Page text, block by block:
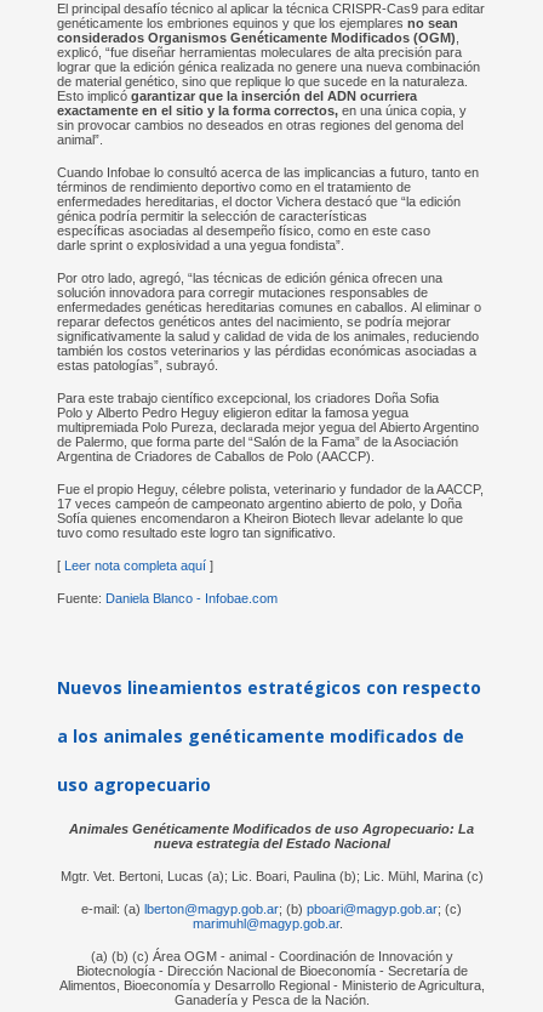
El principal desafío técnico al aplicar la técnica CRISPR-Cas9 para editar
genéticamente los embriones equinos y que los ejemplares no sean
considerados Organismos Genéticamente Modificados (OGM)
explicó, “fue diseñar herramientas moleculares de alta precisión para
lograr que la edición génica realizada no genere una nueva combinación
de material genético, sino que replique lo que sucede en la naturaleza.
Esto implicó garantizar que la inserción del ADN ocurriera
exactamente en el sitio y la forma correctos, en una única copia, y
sin provocar cambios no deseados en otras regiones del genoma del
animal”.
Cuando Infobae lo consultó acerca de las implicancias a futuro, tanto en
términos de rendimiento deportivo como en el tratamiento de
enfermedades hereditarias, el doctor Vichera destacó que “la edición
génica podría permitir la selección de características
específicas asociadas al desempeño físico, como en este caso
darle sprint o explosividad a una yegua fondista”.
Por otro lado, agregó, “las técnicas de edición génica ofrecen una
solución innovadora para corregir mutaciones responsables de
enfermedades genéticas hereditarias comunes en caballos. Al eliminar o
reparar defectos genéticos antes del nacimiento, se podría mejorar
significativamente la salud y calidad de vida de los animales, reduciendo
también los costos veterinarios y las pérdidas económicas asociadas a
estas patologías”, subrayó.
Para este trabajo científico excepcional, los criadores Doña Sofia
Polo y Alberto Pedro Heguy eligieron editar la famosa yegua
multipremiada Polo Pureza, declarada mejor yegua del Abierto Argentino
de Palermo, que forma parte del “Salón de la Fama” de la Asociación
Argentina de Criadores de Caballos de Polo (AACCP).
Fue el propio Heguy, célebre polista, veterinario y fundador de la AACCP,
17 veces campeón de campeonato argentino abierto de polo, y Doña
Sofía quienes encomendaron a Kheiron Biotech llevar adelante lo que
tuvo como resultado este logro tan significativo.
[Leer nota completa aquí ]
Fuente: Daniela Blanco - Infobae.com
Nuevos lineamientos estratégicos con respecto
a los animales genéticamente modificados de
uso agropecuario
Animales Genéticamente Modificados de uso Agropecuario: La
nueva estrategia del Estado Nacional
Mgtr. Vet. Bertoni, Lucas (a); Lic. Boari, Paulina (b); Lic. Mühl, Marina (c)
e-mail: (a) lberton@magyp.gob.ar; (b) pboari@magyp.gob.ar; (c)
marimuhl@magyp.gob.ar.
(a) (b) (c) Área OGM - animal - Coordinación de Innovación y
Biotecnología - Dirección Nacional de Bioeconomía - Secretaría de
Alimentos, Bioeconomía y Desarrollo Regional - Ministerio de Agricultura,
Ganadería y Pesca de la Nación.